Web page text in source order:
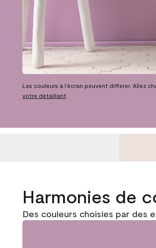
Les couleurs à l’écran peuvent différer. Allez
votre détaillant
Harmonies de
Des couleurs choisies par des